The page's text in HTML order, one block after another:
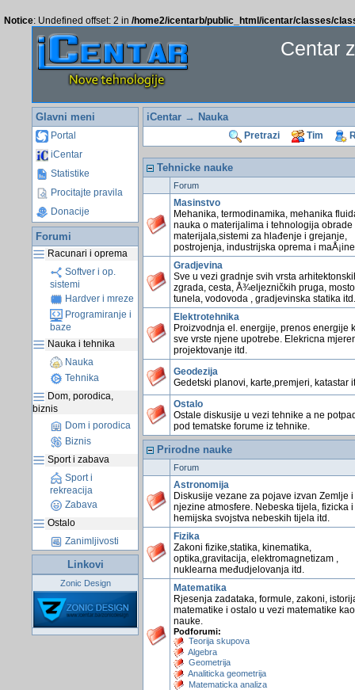
Notice: Undefined offset: 2 in /home2/icentarb/public_html/icentar/classes/
Centar
Glavni meni
Portal
iCentar
Statistike
Procitajte pravila
Donacije
Forumi
Racunari i oprema
Softver i op.
sistemi
Hardver i mreze
Programiranje i
baze
Nauka i tehnika
Nauka
Tehnika
Dom, porodica,
biznis
Dom i porodica
Biznis
Sport i zabava
Sport i
rekreacija
Zabava
Ostalo
Zanimljivosti
Linkovi
Zonic Design
iCentar→ Nauka
Pretrazi Tim
Tehnicke nauke
Forum
Masinstvo
Mehanika, termodinamika, mehanika
nauka o materijalima i tehnologija obrade
materijala,sistemi za hlađenje i grejanje,
postrojenja, industrijska oprema i
Gradjevina
Sve u vezi gradnje svih vrsta
zgrada, cesta, Å¾eljezničkih pruga,
tunela, vodovoda , gradjevinska statika itd.
Elektrotehnika
Proizvodnja el. energije, prenos energije
sve vrste njene upotrebe. Elekricna
projektovanje itd.
Geodezija
Gedetski planovi, karte,premjeri, katastar
Ostalo
Ostale diskusije u vezi tehnike a ne
pod tematske forume iz tehnike.
Prirodne nauke
Forum
Astronomija
Diskusije vezane za pojave izvan Zemlje i
njezine atmosfere. Nebeska tijela, fizicka i
hemijska svojstva nebeskih tijela itd.
Fizika
Zakoni fizike,statika, kinematika,
optika,gravitacija, elektromagnetizam ,
nuklearna međudjelovanja itd.
Matematika
Rjesenja zadataka, formule, zakoni,
matematike i ostalo u vezi matematike kao
nauke.
Podforumi:
Teorija skupova
Algebra
Geometrija
Analiticka geometrija
Matematicka analiza